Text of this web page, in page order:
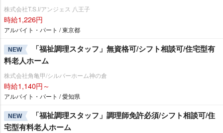
株式会社T.S.I/アンジェス 八王子
時給1,226円
アルバイト・パート / 東京都
NEW
「福祉調理スタッフ」無資格可/シフト相談可/住宅型有
料老人ホーム
株式会社角亀甲/シルバーホーム神の倉
時給1,140円～
アルバイト・パート / 愛知県
NEW
「福祉調理スタッフ」調理師免許必須/シフト相談可/住
宅型有料老人ホーム